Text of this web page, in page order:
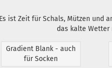
Es ist Zeit für Schals, Mützen und
das kalte
Gradient Blank - auch
für Socken